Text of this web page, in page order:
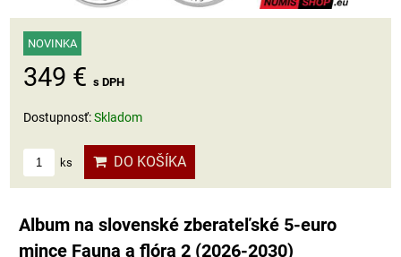
NOVINKA
349 € s DPH
Dostupnosť:Skladom
ks DO KOŠÍKA
Album na slovenské zberateľské 5-euro
mince Fauna a flóra 2 (2026-2030)